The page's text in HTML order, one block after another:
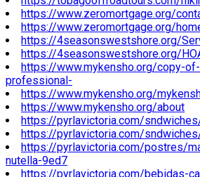
https://www.zeromortgage.org/
https://www.zeromortgage.org/
https://4seasonswestshore.org/
https://4seasonswestshore.org/
https://www.mykensho.org/copy-
professional-
https://www.mykensho.org/
https://www.mykensho.org/about
https://pyrlavictoria.com/
https://pyrlavictoria.com/
https://pyrlavictoria.com/postres/
nutella-9ed7
https://pyrlavictoria.com/bebidas-